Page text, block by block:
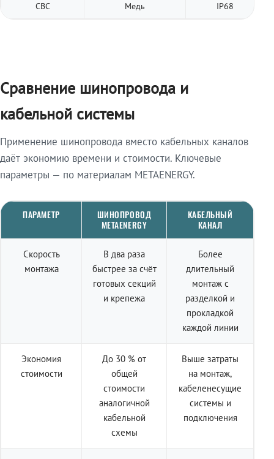
СВС Медь IP68
Сравнение шинопровода и
кабельной системы
Применение шинопровода вместо кабельных каналов
даёт экономию времени и стоимости. Ключевые
параметры — по материалам METAENERGY.
ПАРАМЕТР
ШИНОПРОВОД
METAENERGY
КАБЕЛЬНЫЙ
КАНАЛ
Скорость
монтажа
В два раза
быстрее за счёт
готовых секций
и крепежа
Более
длительный
монтаж с
разделкой и
прокладкой
каждой линии
Экономия
стоимости
До 30 % от
общей
стоимости
аналогичной
кабельной
схемы
Выше затраты
на монтаж,
кабеленесущие
системы и
подключения